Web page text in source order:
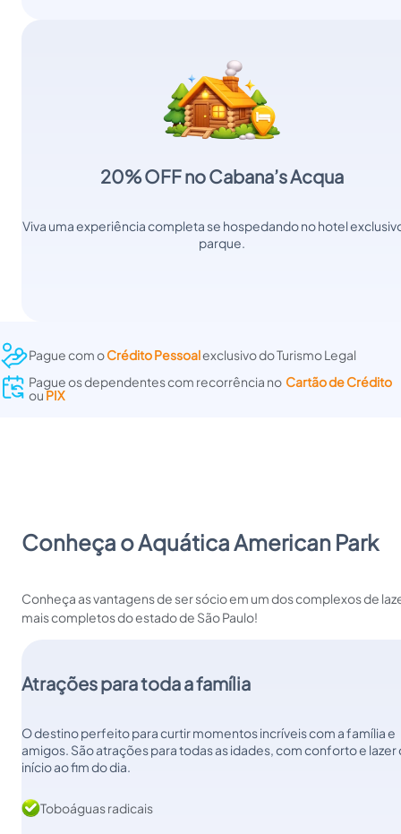
20% OFF no Cabana’s Acqua
Viva uma experiência completa se hospedando no hotel
parque.
Pague com oCrédito Pessoalexclusivo do Turismo Legal
Pague os dependentes com recorrência no Cartão de Crédito
ou PIX
Conheça o Aquática American Park
Conheça as vantagens de ser sócio em um dos complexos de
mais completos do estado de São Paulo!
Atrações para toda a família
O destino perfeito para curtir momentos incríveis com a família e
amigos. São atrações para todas as idades, com conforto e lazer
início ao fim do dia.
Toboáguas radicais